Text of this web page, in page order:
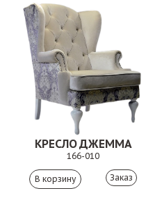
КРЕСЛО ДЖЕММА
166-010
Заказ